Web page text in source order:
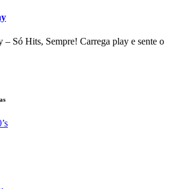
Só Hits, Sempre! Carrega play e sente o